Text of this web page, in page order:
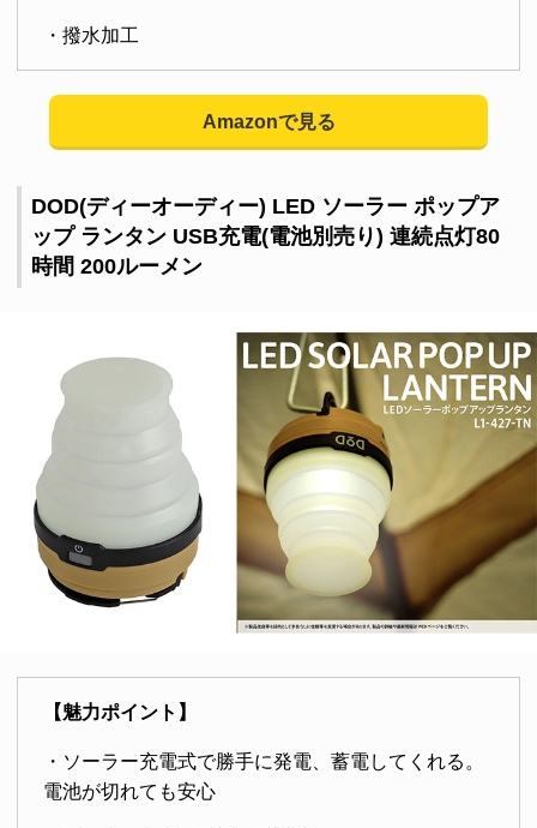
・撥水加工
Amazonで見る
DOD(ディーオーディー) LED ソーラー ポップア
ップ ランタン USB充電(電池別売り) 連続点灯80
時間 200ルーメン
【魅力ポイント】
・ソーラー充電式で勝手に発電、蓄電してくれる。
電池が切れても安心